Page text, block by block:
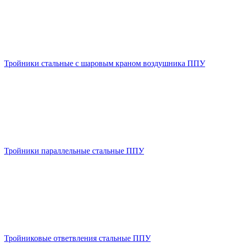
Тройники стальные с шаровым краном воздушника ППУ
Тройники параллельные стальные ППУ
Тройниковые ответвления стальные ППУ